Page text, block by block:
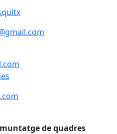
de quadres